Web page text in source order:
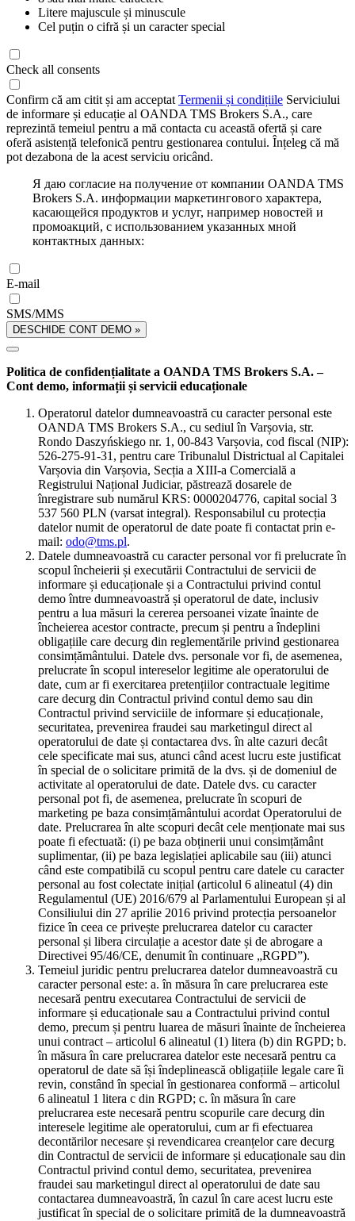
Litere majuscule și minuscule
Cel puțin o cifră și un caracter special
Check all consents
Confirm că am citit și am acceptat Termenii și condițiile Serviciului
de informare și educație al OANDA TMS Brokers S.A., care
reprezintă temeiul pentru a mă contacta cu această ofertă și care
oferă asistență telefonică pentru gestionarea contului. Înțeleg că mă
pot dezabona de la acest serviciu oricând.
Я даю согласие на получение от компании OANDA TMS
Brokers S.A. информации маркетингового характера,
касающейся продуктов и услуг, например новостей и
промоакций, с использованием указанных мной
контактных данных:
E-mail
SMS/MMS
DESCHIDE CONT DEMO »
Politica de confidențialitate a OANDA TMS Brokers S.A. –
Cont demo, informații și servicii educaționale
Operatorul datelor dumneavoastră cu caracter personal este
OANDA TMS Brokers S.A., cu sediul în Varșovia, str.
Rondo Daszyńskiego nr. 1, 00-843 Varșovia, cod fiscal (NIP):
526-275-91-31, pentru care Tribunalul Districtual al Capitalei
Varșovia din Varșovia, Secția a XIII-a Comercială a
Registrului Național Judiciar, păstrează dosarele de
înregistrare sub numărul KRS: 0000204776, capital social 3
537 560 PLN (varsat integral). Responsabilul cu protecția
datelor numit de operatorul de date poate fi contactat prin e-
mail: odo@tms.pl.
Datele dumneavoastră cu caracter personal vor fi prelucrate în
scopul încheierii și executării Contractului de servicii de
informare și educaționale și a Contractului privind contul
demo între dumneavoastră și operatorul de date, inclusiv
pentru a lua măsuri la cererea persoanei vizate înainte de
încheierea acestor contracte, precum și pentru a îndeplini
obligațiile care decurg din reglementările privind gestionarea
consimțământului. Datele dvs. personale vor fi, de asemenea,
prelucrate în scopul intereselor legitime ale operatorului de
date, cum ar fi exercitarea pretențiilor contractuale legitime
care decurg din Contractul privind contul demo sau din
Contractul privind serviciile de informare și educaționale,
securitatea, prevenirea fraudei sau marketingul direct al
operatorului de date și contactarea dvs. în alte cazuri decât
cele specificate mai sus, atunci când acest lucru este justificat
în special de o solicitare primită de la dvs. și de domeniul de
activitate al operatorului de date. Datele dvs. cu caracter
personal pot fi, de asemenea, prelucrate în scopuri de
marketing pe baza consimțământului acordat Operatorului de
date. Prelucrarea în alte scopuri decât cele menționate mai sus
poate fi efectuată: (i) pe baza obținerii unui consimțământ
suplimentar, (ii) pe baza legislației aplicabile sau (iii) atunci
când este compatibilă cu scopul pentru care datele cu caracter
personal au fost colectate inițial (articolul 6 alineatul (4) din
Regulamentul (UE) 2016/679 al Parlamentului European și al
Consiliului din 27 aprilie 2016 privind protecția persoanelor
fizice în ceea ce privește prelucrarea datelor cu caracter
personal și libera circulație a acestor date și de abrogare a
Directivei 95/46/CE, denumit în continuare „RGPD”).
Temeiul juridic pentru prelucrarea datelor dumneavoastră cu
caracter personal este: a. în măsura în care prelucrarea este
necesară pentru executarea Contractului de servicii de
informare și educaționale sau a Contractului privind contul
demo, precum și pentru luarea de măsuri înainte de încheierea
unui contract – articolul 6 alineatul (1) litera (b) din RGPD; b.
în măsura în care prelucrarea datelor este necesară pentru ca
operatorul de date să își îndeplinească obligațiile legale care îi
revin, constând în special în gestionarea conformă – articolul
6 alineatul 1 litera c din RGPD; c. în măsura în care
prelucrarea este necesară pentru scopurile care decurg din
interesele legitime ale operatorului, cum ar fi efectuarea
decontărilor necesare și revendicarea creanțelor care decurg
din Contractul de servicii de informare și educaționale sau din
Contractul privind contul demo, securitatea, prevenirea
fraudei sau marketingul direct al operatorului de date sau
contactarea dumneavoastră, în cazul în care acest lucru este
justificat în special de o solicitare primită de la dumneavoastră